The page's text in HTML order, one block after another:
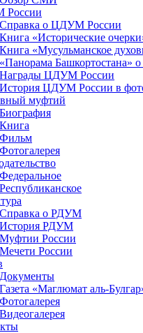
Справка о ЦДУМ России
Книга «Исторические
Книга «Мусульманское
«Панорама Башкортостана»
Награды ЦДУМ России
История ЦДУМ России в
муфтий
Биография
Книга
Фильм
Фотогалерея
Федеральное
Республиканское
Справка о РДУМ
История РДУМ
Муфтии России
Мечети России
Документы
Газета «Маглюмат аль-
Фотогалерея
Видеогалерея